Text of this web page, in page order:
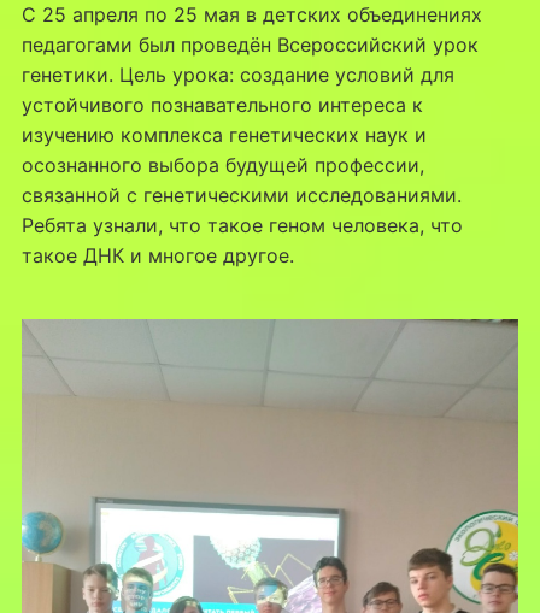
С 25 апреля по 25 мая в детских объединениях
педагогами был проведён Всероссийский урок
генетики. Цель урока: создание условий для
устойчивого познавательного интереса к
изучению комплекса генетических наук и
осознанного выбора будущей профессии,
связанной с генетическими исследованиями.
Ребята узнали, что такое геном человека, что
такое ДНК и многое другое.